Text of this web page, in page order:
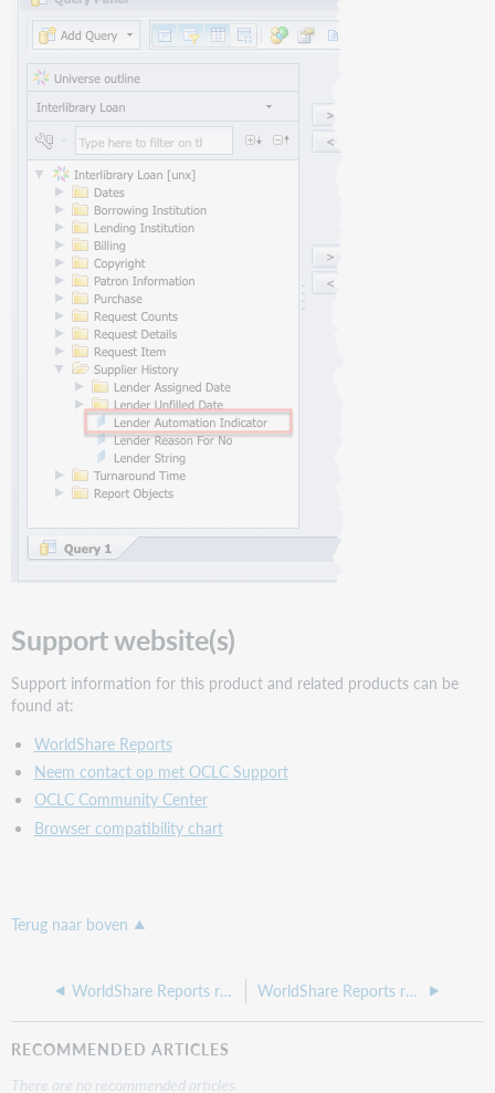
Support website(s)
Support information for this product and related products can be
found at:
WorldShare Reports
Neem contact op met OCLC Support
OCLC Community Center
Browser compatibility chart
Terug naar boven
WorldShare Reports release notes, September 2022 WorldShare Reports release notes, July 2022
RECOMMENDED ARTICLES
There are no recommended articles.